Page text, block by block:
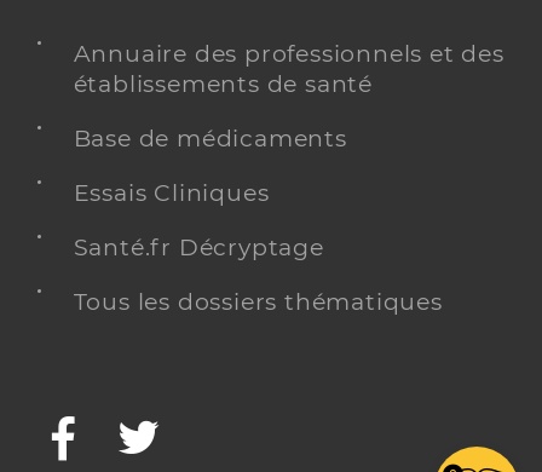
Annuaire des professionnels et des
établissements de santé
Base de médicaments
Essais Cliniques
Santé.fr Décryptage
Tous les dossiers thématiques
Facebook